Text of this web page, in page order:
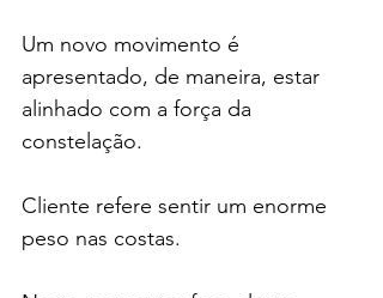
Um novo movimento é
apresentado, de maneira, estar
alinhado com a força da
constelação.
Cliente refere sentir um enorme
peso nas costas.